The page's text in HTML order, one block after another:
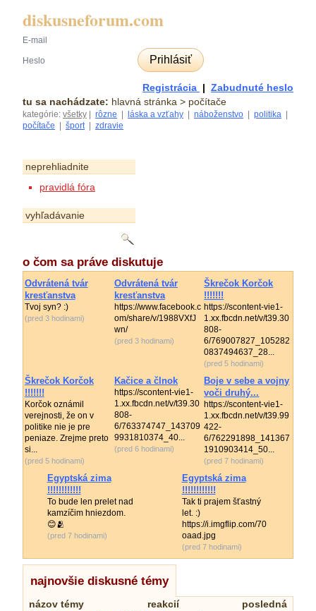
diskusneforum.com
Prihlásiť
Registrácia | Zabudnuté heslo
tu sa nachádzate: hlavná stránka > počítače
kategórie: všetky rôzne láska a vzťahy náboženstvo politika
počítače
šport| zdravie
neprehliadnite
pravidlá fóra
vyhľadávanie
o čom sa práve diskutuje
Odvrátená tvár
kresťanstva
Tvoj syn? :)
(pred 3 hodinami)
Odvrátená tvár
kresťanstva
https://www.facebook.c
om/share/v/1988VXfJ
wn/
(pred 3 hodinami)
Škrečok Korčok
!!!!!!!
https://scontent-vie1-
1.xx.fbcdn.net/v/t39.30
808-
6/769007827_105282
0837494637_28...
(pred 5 hodinami)
Škrečok Korčok
!!!!!!!
Korčok oznámil
verejnosti, že on v
politike nie je pre
peniaze. Zrejme preto
si...
(pred 5 hodinami)
Kačice a člnok
https://scontent-vie1-
1.xx.fbcdn.net/v/t39.30
808-
6/763374747_143709
9931810374_40...
(pred 6 hodinami)
Boje v sebe a vojny
voči druhý...
https://scontent-vie1-
1.xx.fbcdn.net/v/t39.99
422-
6/762291898_141367
1910903414_50...
(pred 7 hodinami)
Egyptská zima
!!!!!!!!!!!!
To bude len prelet nad
kamzíčim hniezdom.
😊🫂
(pred 7 hodinami)
Egyptská zima
!!!!!!!!!!!!
Tak ti prajem šťastný
let. :)
https://i.imgflip.com/70
oaad.jpg
(pred 7 hodinami)
najnovšie diskusné témy
názov témy reakcií
posledná